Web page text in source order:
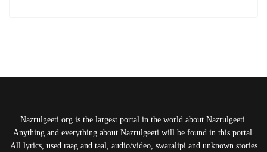
Nazrulgeeti.org is the largest portal in the world about Nazrulgeeti.
Anything and everything about Nazrulgeeti will be found in this portal.
All lyrics, used raag and taal, audio/video, swaralipi and unknown stories